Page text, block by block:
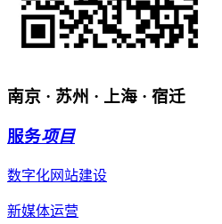
南京 · 苏州 · 上海 · 宿迁
服务项目
数字化网站建设
新媒体运营